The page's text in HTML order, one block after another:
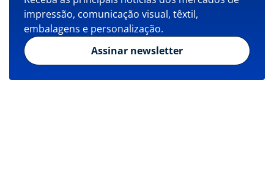
impressão, comunicação visual, têxtil,
embalagens e personalização.
Assinar newsletter